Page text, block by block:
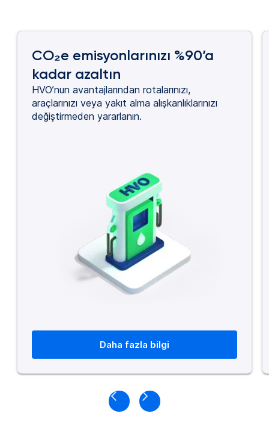
CO₂e emisyonlarınızı %90’a
kadar azaltın
HVO’nun avantajlarından rotalarınızı,
araçlarınızı veya yakıt alma alışkanlıklarınızı
değiştirmeden yararlanın.
Daha fazla bilgi